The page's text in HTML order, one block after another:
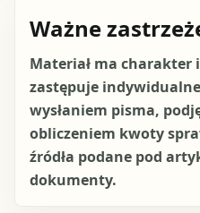
Ważne
Materiał ma
zastępuje
wysłaniem pisma,
obliczeniem kwoty
źródła podane pod
dokumenty.